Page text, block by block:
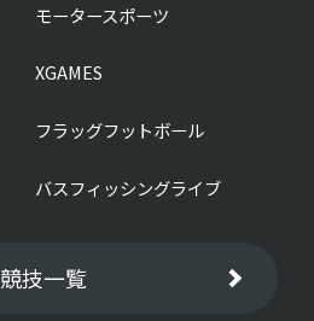
モータースポーツ
XGAMES
フラッグフットボール
バスフィッシングライブ
競技一覧